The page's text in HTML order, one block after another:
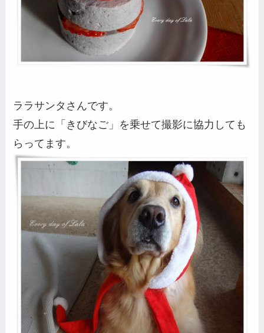
ララサンタさんです。
手の上に「きびなご」を乗せて撮影に協力しても
らってます。